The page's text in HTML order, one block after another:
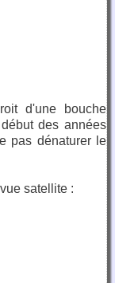
d'une bouche
des années
pas dénaturer le
satellite :